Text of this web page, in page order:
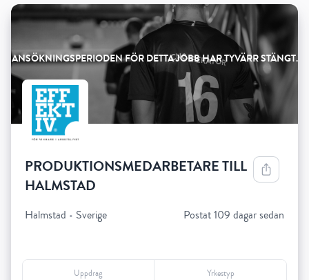
Products
PRODUKTIONSMEDARBETARE TILL
HALMSTAD
Halmstad • Sverige Postat 109 dagar sedan
Uppdrag
Yrkestyp